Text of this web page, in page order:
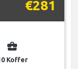
€281
business_center
Koffer